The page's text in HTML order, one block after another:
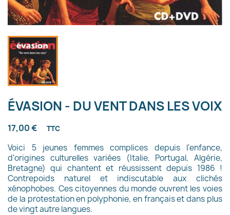
ÉVASION - DU VENT DANS LES VOIX
17,00 € TTC
Voici 5 jeunes femmes complices depuis l'enfance,
d'origines culturelles variées (Italie, Portugal, Algérie,
Bretagne) qui chantent et réussissent depuis 1986 !
Contrepoids naturel et indiscutable aux clichés
xénophobes. Ces citoyennes du monde ouvrent les voies
de la protestation en polyphonie, en français et dans plus
de vingt autre langues.